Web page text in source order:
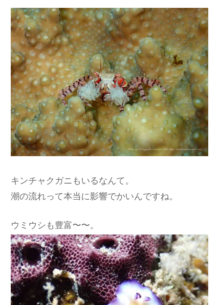
キンチャクガニもいるなんて。
潮の流れって本当に影響でかいんですね。
ウミウシも豊富〜〜。